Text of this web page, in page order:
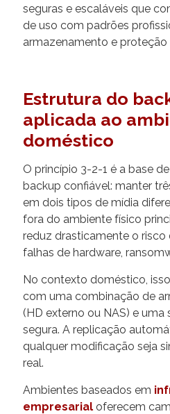
seguras e escaláveis que
de uso com padrões
armazenamento e proteção
Estrutura do
aplicada ao
doméstico
O princípio 3-2-1 é a base
backup confiável: manter
em dois tipos de mídia
fora do ambiente físico
reduz drasticamente o
falhas de hardware,
No contexto doméstico,
com uma combinação de
(HD externo ou NAS) e
segura. A replicação
qualquer modificação seja
real.
Ambientes baseados em
empresarial oferecem